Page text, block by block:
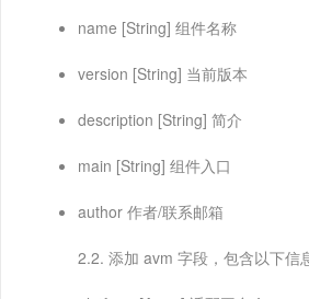
name [String] 组件名称
version [String] 当前版本
description [String] 简介
main [String] 组件入口
author 作者/联系邮箱
2.2. 添加 avm 字段，包含以下信